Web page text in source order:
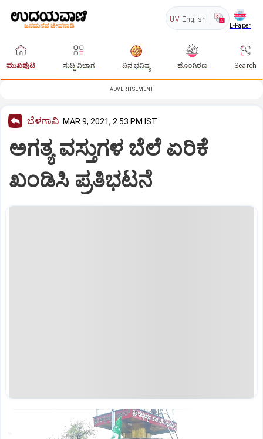
UV English
E-Paper
ಮುಖಪುಟ ಸುದ್ದಿ ವಿಭಾಗ ದಿನ ಭವಿಷ್ಯ ಹೊಂಗಿರಣ Search
ADVERTISEMENT
ಬೆಳಗಾವಿ MAR 9, 2021, 2:53 PM IST
ಅಗತ್ಯ ವಸ್ತುಗಳ ಬೆಲೆ ಏರಿಕೆ
ಖಂಡಿಸಿ ಪ್ರತಿಭಟನೆ